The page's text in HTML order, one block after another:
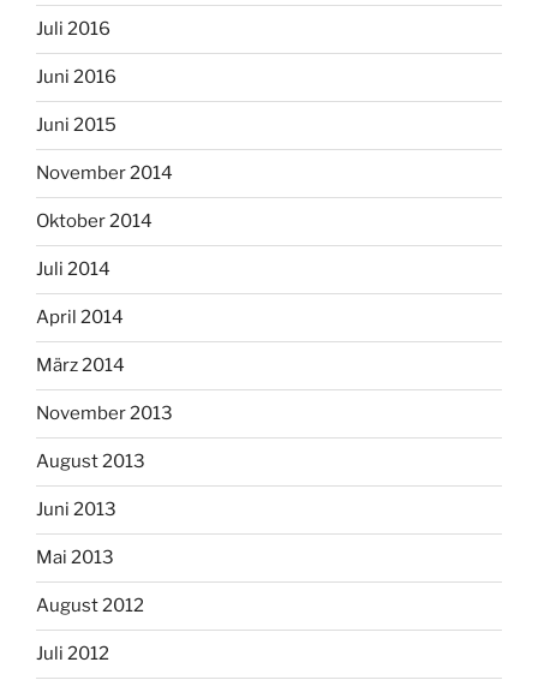
Juli 2016
Juni 2016
Juni 2015
November 2014
Oktober 2014
Juli 2014
April 2014
März 2014
November 2013
August 2013
Juni 2013
Mai 2013
August 2012
Juli 2012